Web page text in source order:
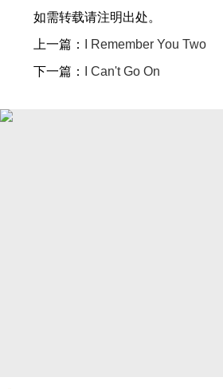
如需转载请注明出处。
上一篇：
I Remember You Two
下一篇：
I Can't Go On